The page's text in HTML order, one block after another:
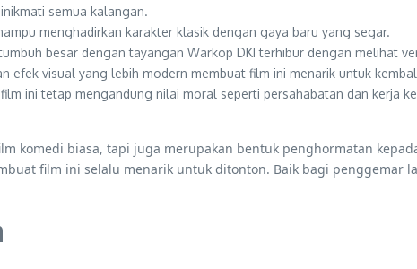
semua kalangan.
menghadirkan karakter klasik dengan gaya baru yang segar.
besar dengan tayangan Warkop DKI terhibur dengan melihat
efek visual yang lebih modern membuat film ini menarik untuk
ini tetap mengandung nilai moral seperti persahabatan dan kerja
komedi biasa, tapi juga merupakan bentuk penghormatan
film ini selalu menarik untuk ditonton. Baik bagi